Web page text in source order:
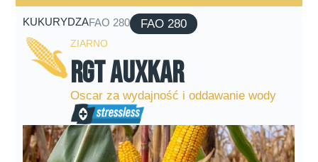
KUKURYDZAFAO 280 FAO 280
ZIARNO
RGT Auxkar
Oscar za wydajność i oddawanie wody